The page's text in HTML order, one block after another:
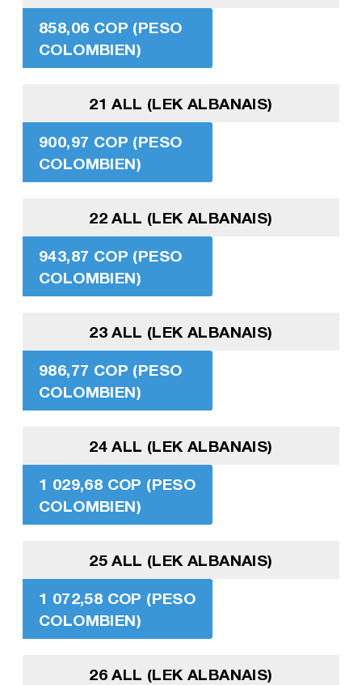
858,06 COP (PESO
COLOMBIEN)
21 ALL (LEK ALBANAIS)
900,97 COP (PESO
COLOMBIEN)
22 ALL (LEK ALBANAIS)
943,87 COP (PESO
COLOMBIEN)
23 ALL (LEK ALBANAIS)
986,77 COP (PESO
COLOMBIEN)
24 ALL (LEK ALBANAIS)
1 029,68 COP (PESO
COLOMBIEN)
25 ALL (LEK ALBANAIS)
1 072,58 COP (PESO
COLOMBIEN)
26 ALL (LEK ALBANAIS)